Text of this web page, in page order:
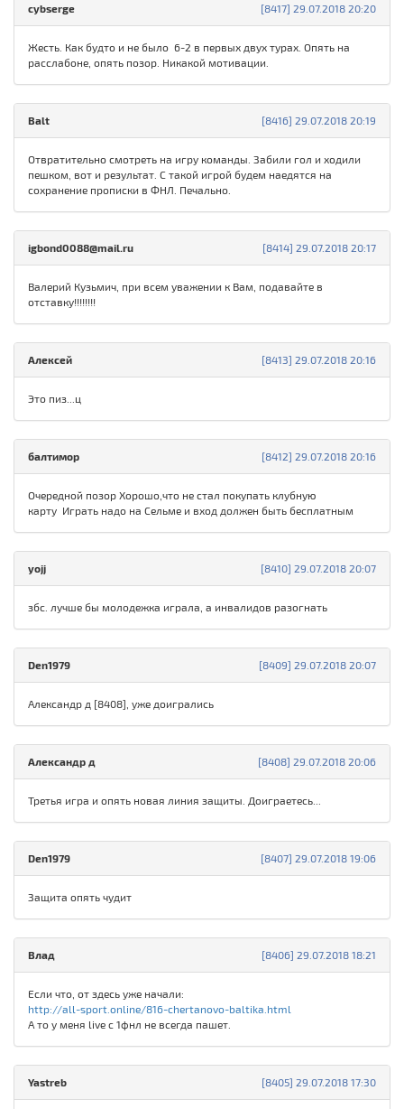
[8417] 29.07.2018 20:20
cybserge
Жесть. Как будто и не было 6-2 в первых двух турах. Опять на
расслабоне, опять позор. Никакой мотивации.
[8416] 29.07.2018 20:19
Balt
Отвратительно смотреть на игру команды. Забили гол и ходили
пешком, вот и результат. С такой игрой будем наедятся на
сохранение прописки в ФНЛ. Печально.
[8414] 29.07.2018 20:17
igbond0088@mail.ru
Валерий Кузьмич, при всем уважении к Вам, подавайте в
отставку!!!!!!!!
[8413] 29.07.2018 20:16
Алексей
Это пиз...ц
[8412] 29.07.2018 20:16
балтимор
Очередной позор Хорошо,что не стал покупать клубную
карту Играть надо на Сельме и вход должен быть бесплатным
[8410] 29.07.2018 20:07
yojj
збс. лучше бы молодежка играла, а инвалидов разогнать
[8409] 29.07.2018 20:07
Den1979
Александр д [8408], уже доигрались
[8408] 29.07.2018 20:06
Александр д
Третья игра и опять новая линия защиты. Доиграетесь...
[8407] 29.07.2018 19:06
Den1979
Защита опять чудит
[8406] 29.07.2018 18:21
Влад
Если что, от здесь уже начали:
http://all-sport.online/816-chertanovo-baltika.html
А то у меня live с 1фнл не всегда пашет.
[8405] 29.07.2018 17:30
Yastreb